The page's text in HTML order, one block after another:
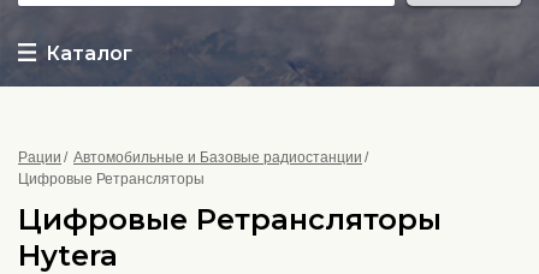
Каталог
Рации
Автомобильные и Базовые радиостанции
Цифровые Ретрансляторы
Цифровые Ретрансляторы
Hytera